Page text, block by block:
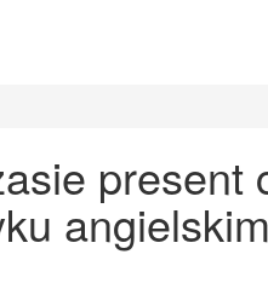
present